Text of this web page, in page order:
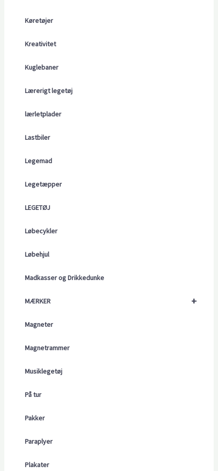
Køretøjer
Kreativitet
Kuglebaner
Lærerigt legetøj
lærletplader
Lastbiler
Legemad
Legetæpper
LEGETØJ
Løbecykler
Løbehjul
Madkasser og Drikkedunke
+
MÆRKER
Magneter
Magnetrammer
Musiklegetøj
På tur
Pakker
Paraplyer
Plakater